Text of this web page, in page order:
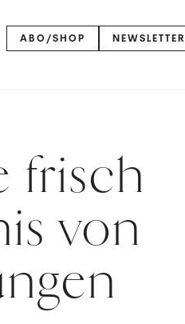
ABO/SHOP NEWSLETTER
frisch
von